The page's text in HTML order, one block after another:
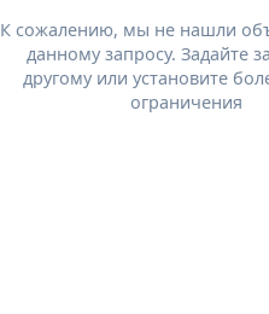
К сожалению, мы не нашли
данному запросу. Задайте
другому или установите
ограничения